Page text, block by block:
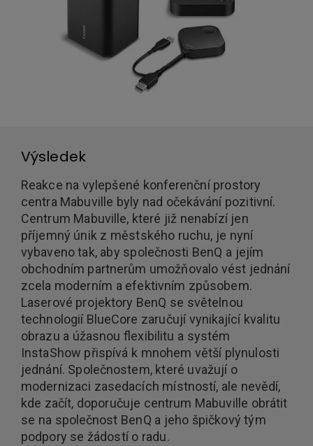
Výsledek
Reakce na vylepšené konferenční prostory
centra Mabuville byly nad očekávání pozitivní.
Centrum Mabuville, které již nenabízí jen
příjemný únik z městského ruchu, je nyní
vybaveno tak, aby společnosti BenQ a jejím
obchodním partnerům umožňovalo vést jednání
zcela moderním a efektivním způsobem.
Laserové projektory BenQ se světelnou
technologií BlueCore zaručují vynikající kvalitu
obrazu a úžasnou flexibilitu a systém
InstaShow přispívá k mnohem větší plynulosti
jednání. Společnostem, které uvažují o
modernizaci zasedacích místností, ale nevědí,
kde začít, doporučuje centrum Mabuville obrátit
se na společnost BenQ a jeho špičkový tým
podpory se žádostí o radu.